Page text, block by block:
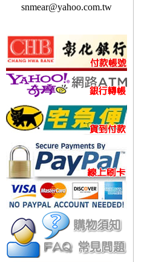
snmear@yahoo.com.tw